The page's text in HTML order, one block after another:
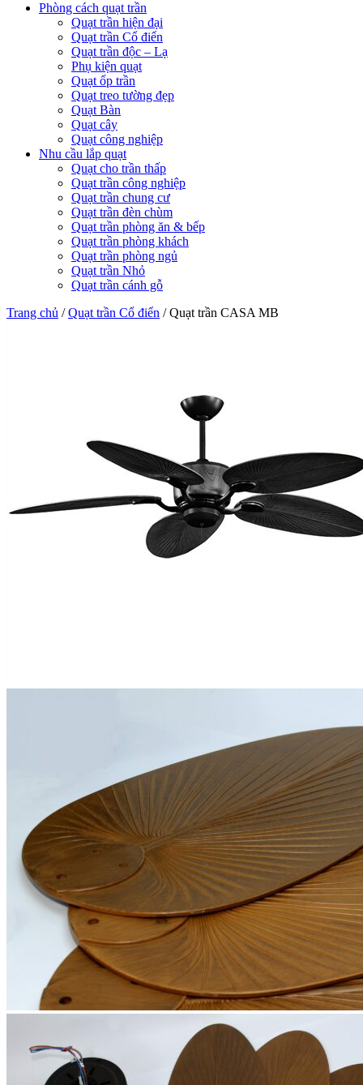
Phòng cách quạt trần
Quạt trần hiện đại
Quạt trần Cổ điển
Quạt trần độc – Lạ
Phụ kiện quạt
Quạt ốp trần
Quạt treo tường đẹp
Quạt Bàn
Quạt cây
Quạt công nghiệp
Nhu cầu lắp quạt
Quạt cho trần thấp
Quạt trần công nghiệp
Quạt trần chung cư
Quạt trần đèn chùm
Quạt trần phòng ăn & bếp
Quạt trần phòng khách
Quạt trần phòng ngủ
Quạt trần Nhỏ
Quạt trần cánh gỗ
Trang chủ /Quạt trần Cổ điển /Quạt trần CASA MB